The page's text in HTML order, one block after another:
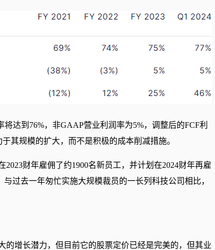
达到76%，非GAAP营业利润率为5%，调整后的FCF利
其规模的扩大，而不是积极的成本削减措施。
2023财年雇佣了约1900名新员工，并计划在2024财年再雇
过去一年匆忙实施大规模裁员的一长列科技公司相比，
的增长潜力，但目前它的股票定价已经是完美的，但其业